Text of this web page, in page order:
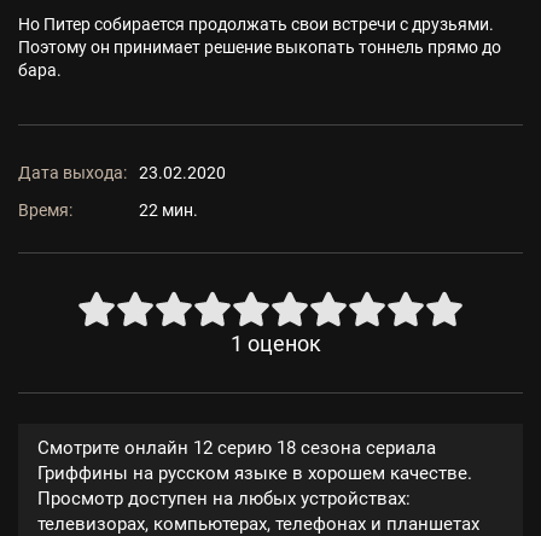
Но Питер собирается продолжать свои встречи с друзьями.
Поэтому он принимает решение выкопать тоннель прямо до
бара.
Дата выхода:
23.02.2020
Время:
22 мин.
1 оценок
Смотрите онлайн 12 серию 18 сезона сериала
Гриффины на русском языке в хорошем качестве.
Просмотр доступен на любых устройствах:
телевизорах, компьютерах, телефонах и планшетах